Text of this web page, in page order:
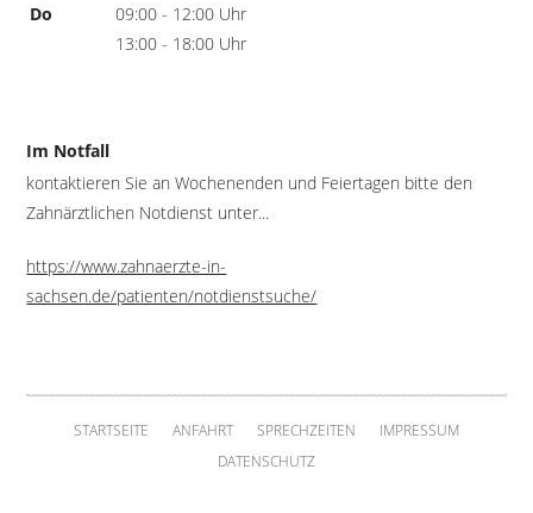
Do
09:00 - 12:00 Uhr
13:00 - 18:00 Uhr
Im Notfall
kontaktieren Sie an Wochenenden und Feiertagen bitte den
Zahnärztlichen Notdienst unter...
https://www.zahnaerzte-in-
sachsen.de/patienten/notdienstsuche/
STARTSEITE ANFAHRT SPRECHZEITEN
IMPRESSUM
DATENSCHUTZ